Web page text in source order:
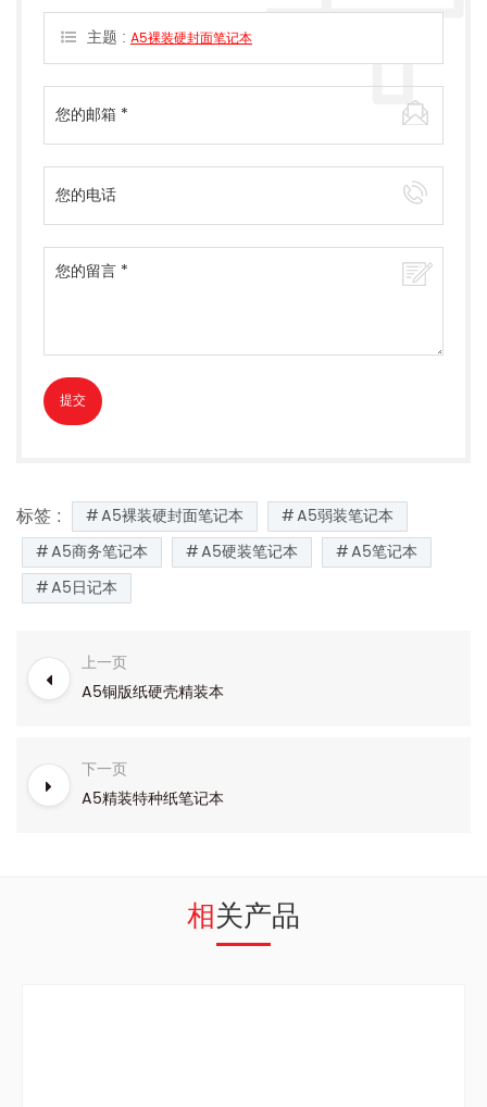
主题 : A5裸装硬封面笔记本
标签 : A5裸装硬封面笔记本
A5弱装笔记本
A5商务笔记本
A5硬装笔记本
A5笔记本
A5日记本
上一页
A5铜版纸硬壳精装本
下一页
A5精装特种纸笔记本
相关产品